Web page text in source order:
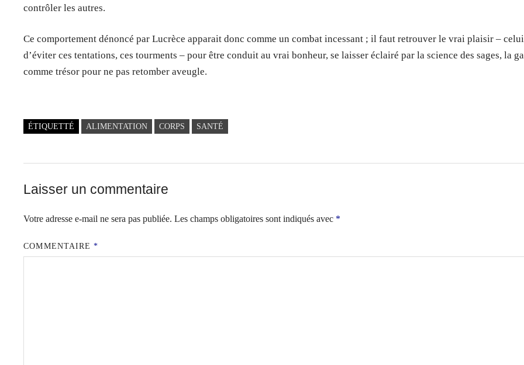
contrôler les autres.
Ce comportement dénoncé par Lucrèce apparait donc comme un combat incessant ; il faut retrouver le vrai plaisir – celui
d’éviter ces tentations, ces tourments – pour être conduit au vrai bonheur, se laisser éclairé par la science des sages, la
comme trésor pour ne pas retomber aveugle.
ÉTIQUETTÉ ALIMENTATION CORPS SANTÉ
Laisser un commentaire
Votre adresse e-mail ne sera pas publiée. Les champs obligatoires sont indiqués avec *
COMMENTAIRE*